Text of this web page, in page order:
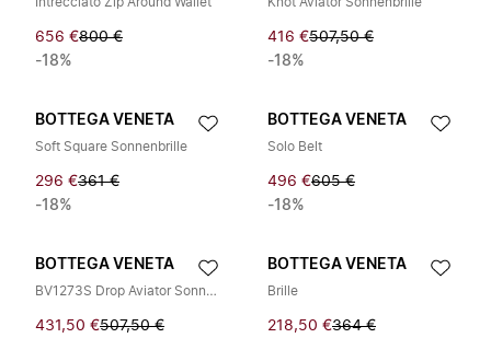
656 €800 €
-18%
416 €507,50 €
-18%
BOTTEGA VENETA
Soft Square Sonnenbrille
296 €361 €
-18%
BOTTEGA VENETA
Solo Belt
496 €605 €
-18%
BOTTEGA VENETA
BV1273S Drop Aviator Sonnenbrille
431,50 €507,50 €
BOTTEGA VENETA
Brille
218,50 €364 €